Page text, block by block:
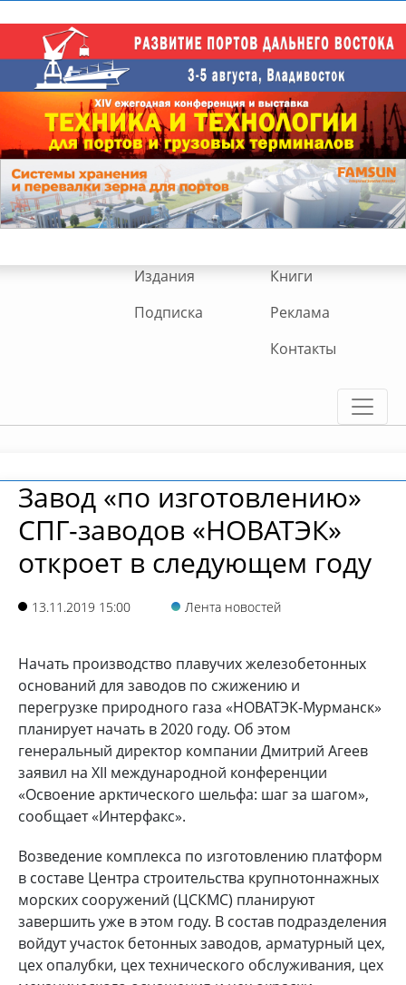
Издания
Книги
Подписка
Реклама
Контакты
Завод «по изготовлению»
СПГ-заводов «НОВАТЭК»
откроет в следующем году
13.11.2019 15:00 Лента новостей
Начать производство плавучих железобетонных
оснований для заводов по сжижению и
перегрузке природного газа «НОВАТЭК-Мурманск»
планирует начать в 2020 году. Об этом
генеральный директор компании Дмитрий Агеев
заявил на XII международной конференции
«Освоение арктического шельфа: шаг за шагом»,
сообщает «Интерфакс».
Возведение комплекса по изготовлению платформ
в составе Центра строительства крупнотоннажных
морских сооружений (ЦСКМС) планируют
завершить уже в этом году. В состав подразделения
войдут участок бетонных заводов, арматурный цех,
цех опалубки, цех технического обслуживания, цех